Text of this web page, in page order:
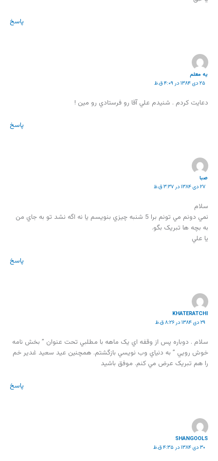
پاسخ
یه معلم
۲۵ دی ۱۳۸۴ در ۴:۰۹ ق.ظ
دعايت کردم . شنيدم علي آقا رو فرستادي رو مين !
پاسخ
صبا
۲۷ دی ۱۳۸۴ در ۳:۳۷ ق.ظ
سلام
نمي دونم مي تونم برا 5 شنبه چيزي بنويسم يا نه اگه نشد تو به جاي من
به بچه ها تبريک بگو.
يا علي
پاسخ
KHATERATCHI
۲۹ دی ۱۳۸۴ در ۸:۲۶ ق.ظ
سلام . دوباره پس از وقفه اي يک ماهه با مطلبي تحت عنوان ” بخش نامه
خوش رويي ” به دنياي وب نويسي بازگشتم. همچنين عيد سعيد غدير خم
را هم تبريک عرض مي کنم. موفق باشيد
پاسخ
SHANGOOLS
۳۰ دی ۱۳۸۴ در ۴:۳۵ ق.ظ